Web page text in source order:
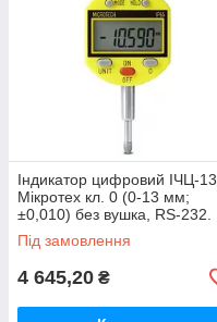
Індикатор цифровий ІЧЦ-13
Мікротех кл. 0 (0-13 мм;
±0,010) без вушка, RS-232.
Гостерня України NoУ3071-
10
Під замовлення
4 645,20 ₴